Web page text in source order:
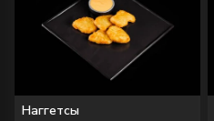
Наггетсы